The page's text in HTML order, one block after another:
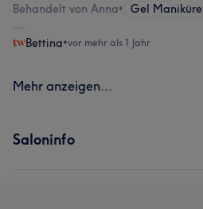
Behandelt von Anna• Gel Maniküre
Bettina•vor mehr als 1 Jahr
Mehr anzeigen...
Saloninfo